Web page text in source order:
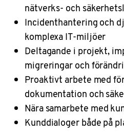
nätverks- och
Incidenthantering och
komplexa IT-miljöer
Deltagande i projekt,
migreringar och
Proaktivt arbete med
dokumentation och
Nära samarbete med
Kunddialoger både på